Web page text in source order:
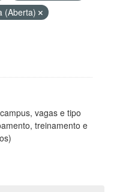
(Aberta)
vagas e tipo
treinamento e